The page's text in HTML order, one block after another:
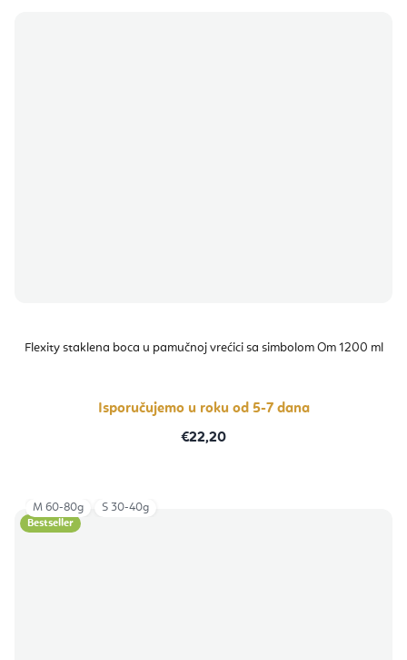
Flexity staklena boca u pamučnoj vrećici sa simbolom Om 1200 ml
Isporučujemo u roku od 5-7 dana
€22,20
Bestseller
M 60-80g S 30-40g